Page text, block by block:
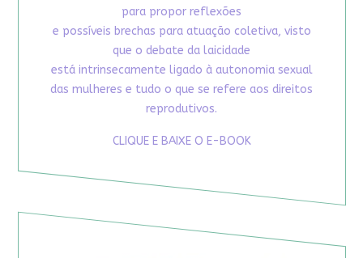
para propor reflexões
e possíveis brechas para atuação coletiva, visto
que o debate da laicidade
está intrinsecamente ligado à autonomia sexual
das mulheres e tudo o que se refere aos direitos
reprodutivos.
CLIQUE E BAIXE O E-BOOK